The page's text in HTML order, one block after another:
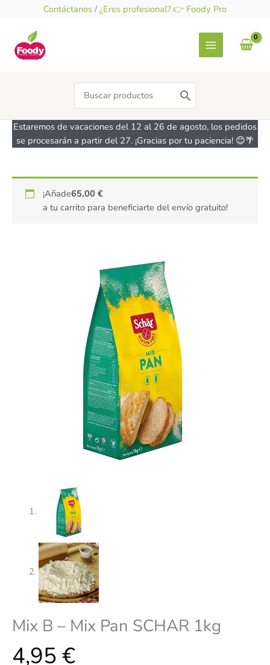
contenido
Contáctanos / ¿Eres profesional? 👉 Foody Pro
Search
for:
Estaremos de vacaciones del 12 al 26 de agosto, los pedidos
se procesarán a partir del 27. ¡Gracias por tu paciencia! 😊🌴
¡Añade65,00€
a tu carrito para beneficiarte del envío gratuito!
Mix B – Mix Pan SCHAR 1kg
4,95 €
Mix